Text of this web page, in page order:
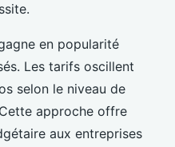
en popularité
Les tarifs oscillent
selon le niveau de
approche offre
aux entreprises